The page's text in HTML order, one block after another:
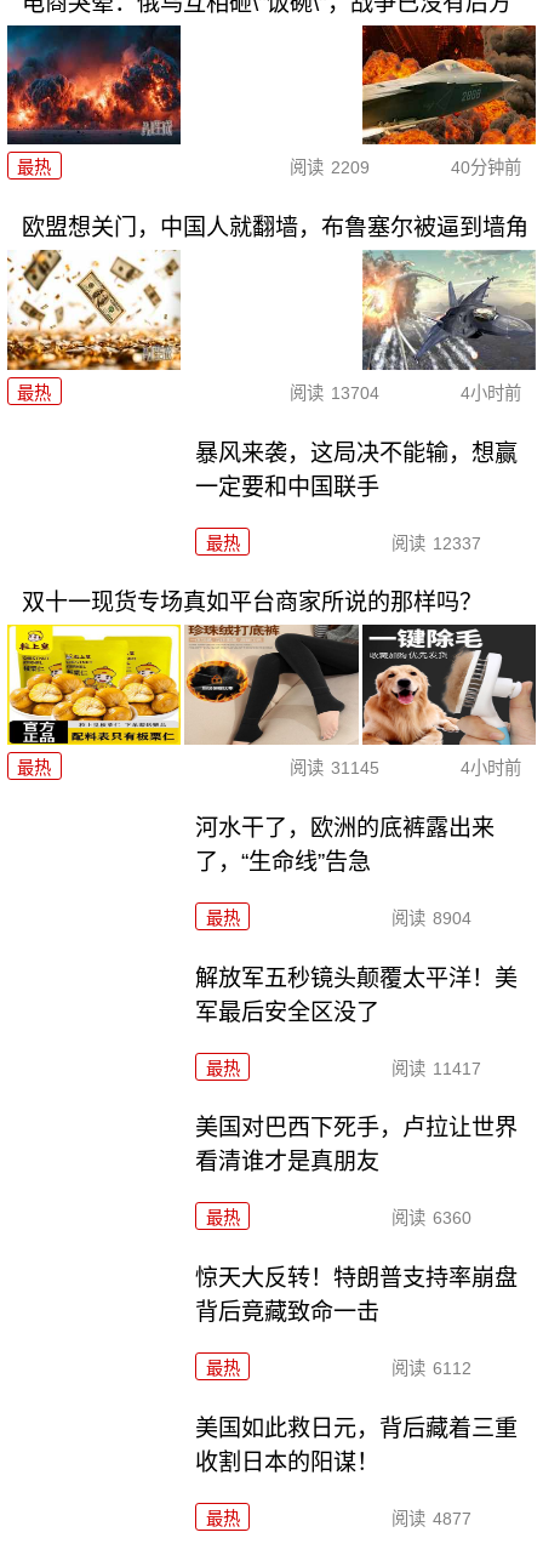
最热 阅读 2209 40分钟前
欧盟想关门，中国人就翻墙，布鲁塞尔被逼到墙角
最热 阅读 13704 4小时前
暴风来袭，这局决不能输，想赢
一定要和中国联手
最热 阅读 12337
双十一现货专场真如平台商家所说的那样吗？
最热 阅读 31145 4小时前
河水干了，欧洲的底裤露出来
了，“生命线”告急
最热 阅读 8904
解放军五秒镜头颠覆太平洋！美
军最后安全区没了
最热 阅读 11417
美国对巴西下死手，卢拉让世界
看清谁才是真朋友
最热 阅读 6360
惊天大反转！特朗普支持率崩盘
背后竟藏致命一击
最热 阅读 6112
美国如此救日元，背后藏着三重
收割日本的阳谋！
最热 阅读 4877